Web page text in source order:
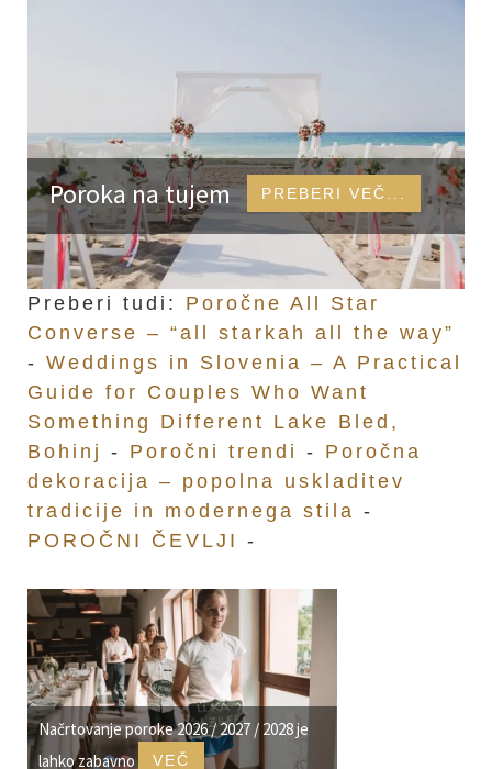
Poroka na tujem PREBERI VEČ...
Preberi tudi: Poročne All Star
Converse – “all starkah all the way”
- Weddings in Slovenia – A Practical
Guide for Couples Who Want
Something Different Lake Bled,
Bohinj - Poročni trendi - Poročna
dekoracija – popolna uskladitev
tradicije in modernega stila -
POROČNI ČEVLJI -
Načrtovanje poroke 2026 / 2027 / 2028 je
lahko zabavno
VEČ